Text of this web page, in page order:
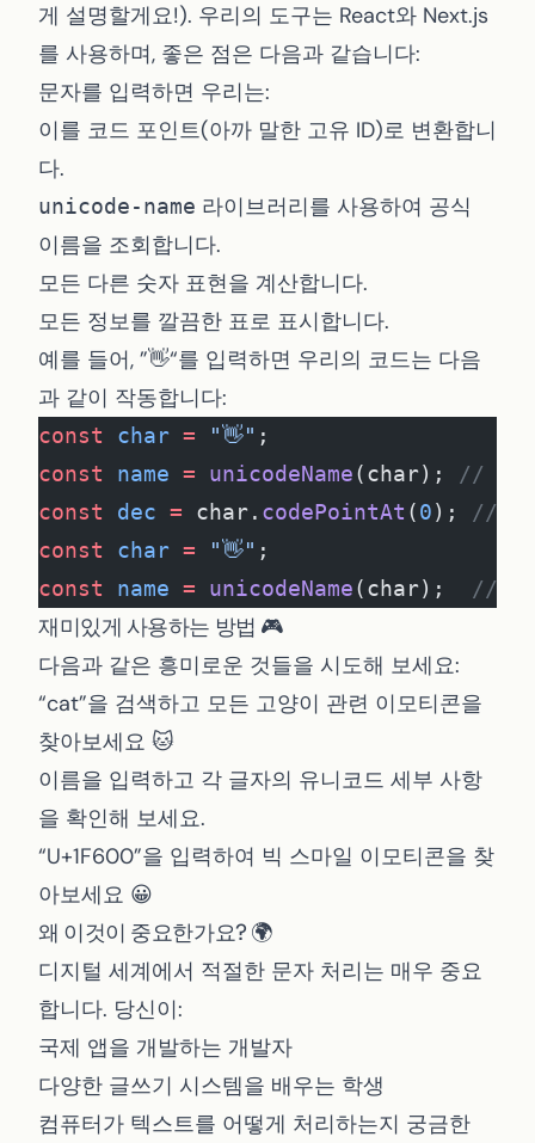
게 설명할게요!). 우리의 도구는 React와 Next.js
를 사용하며, 좋은 점은 다음과 같습니다:
문자를 입력하면 우리는:
이를 코드 포인트(아까 말한 고유 ID)로 변환합니
다.
unicode-name 라이브러리를 사용하여 공식
이름을 조회합니다.
모든 다른 숫자 표현을 계산합니다.
모든 정보를 깔끔한 표로 표시합니다.
예를 들어, ”👋“를 입력하면 우리의 코드는 다음
과 같이 작동합니다:
const char = "👋" ;
const name = unicodeName(char); //
const dec = char. codePointAt (0); //
const char = "👋" ;
const name = unicodeName(char); //
재미있게 사용하는 방법 🎮
다음과 같은 흥미로운 것들을 시도해 보세요:
“cat”을 검색하고 모든 고양이 관련 이모티콘을
찾아보세요 🐱
이름을 입력하고 각 글자의 유니코드 세부 사항
을 확인해 보세요.
“U+1F600”을 입력하여 빅 스마일 이모티콘을 찾
아보세요 😀
왜 이것이 중요한가요? 🌍
디지털 세계에서 적절한 문자 처리는 매우 중요
합니다. 당신이:
국제 앱을 개발하는 개발자
다양한 글쓰기 시스템을 배우는 학생
컴퓨터가 텍스트를 어떻게 처리하는지 궁금한